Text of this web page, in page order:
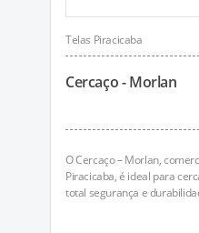
Telas Piracicaba
Cercaço - Morlan
O Cercaço – Morlan,
Piracicaba, é ideal para
total segurança e